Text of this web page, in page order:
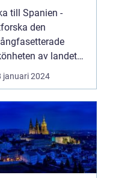
av
till Spanien -
den
av landet
ett land som
bar...
januari 2024